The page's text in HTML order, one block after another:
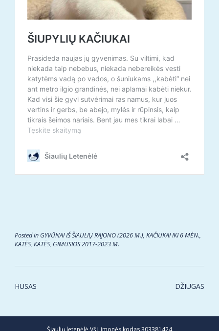
Posted in GYVŪNAI IŠ ŠIAULIŲ RAJONO (2026 M.), KAČIUKAI IKI 6 MĖN.,
KATĖS, KATĖS, GIMUSIOS 2017-2023 M.
Post
HUSAS DŽIUGAS